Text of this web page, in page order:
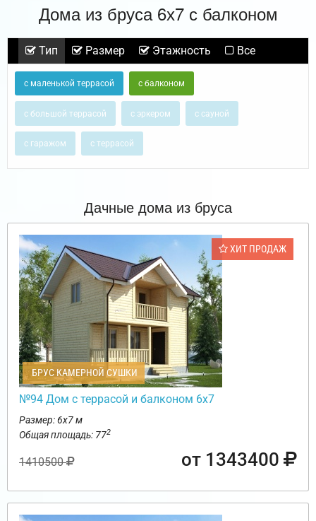
Дома из бруса 6х7 с балконом
Тип Размер Этажность Все
с маленькой террасой с балконом
с большой террасой с эркером с сауной
с гаражом с террасой
Дачные дома из бруса
ХИТ ПРОДАЖ
БРУС КАМЕРНОЙ СУШКИ
№94 Дом с террасой и балконом 6х7
Размер: 6х7 м
Общая площадь: 772
1410500 от 1343400